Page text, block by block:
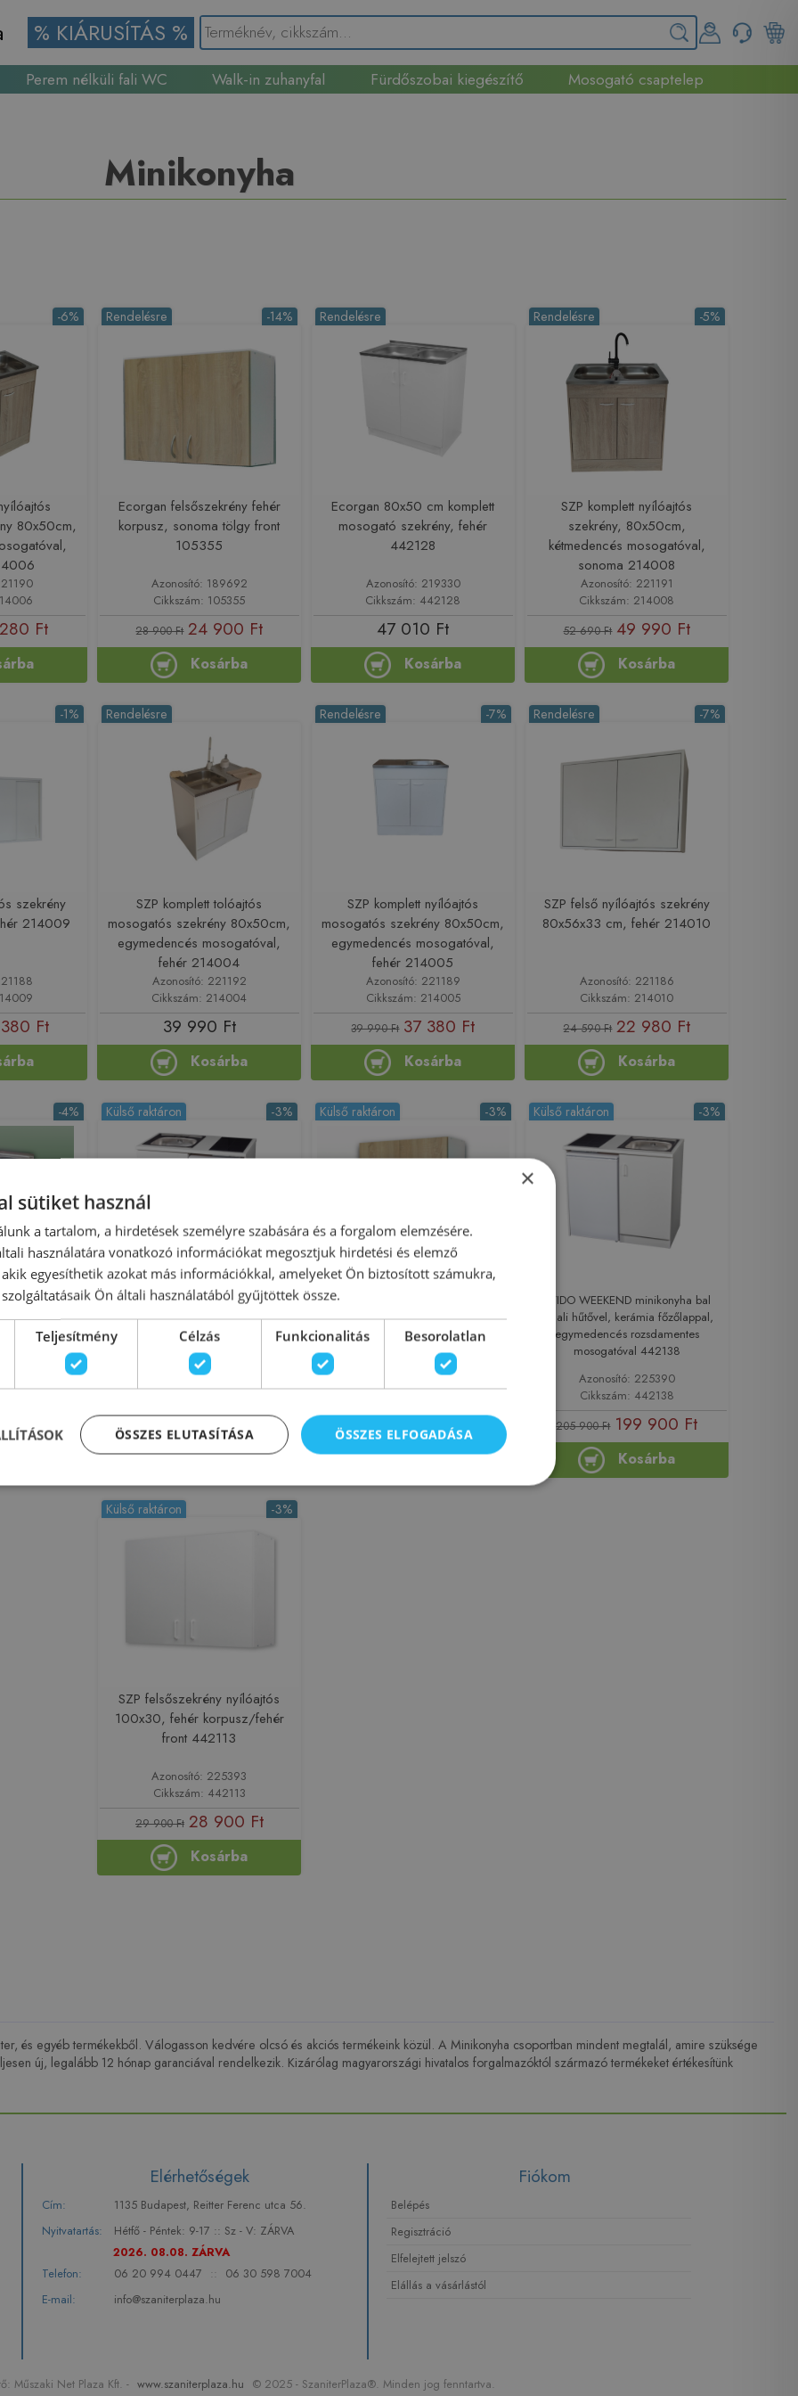
% KIÁRUSÍTÁS %
Perem nélküli fali WC Walk-in zuhanyfal Fürdőszobai kiegészítő
Mosogató csaptelep
Minikonyha
-6%
80x50cm,
Ft
-14%
Rendelésre
Ecorgan felsőszekrény fehér
korpusz, sonoma tölgy front
105355
Azonosító: 189692
Cikkszám: 105355
28 900 Ft 24 900 Ft
Kosárba
Rendelésre
Ecorgan 80x50 cm komplett
mosogató szekrény, fehér
442128
Azonosító: 219330
Cikkszám: 442128
47 010 Ft
Kosárba
-5%
Rendelésre
SZP komplett nyílóajtós
szekrény, 80x50cm,
kétmedencés mosogatóval,
sonoma 214008
Azonosító: 221191
Cikkszám: 214008
52 690 Ft 49 990 Ft
Kosárba
-1%
szekrény
214009
Ft
Rendelésre
SZP komplett tolóajtós
mosogatós szekrény 80x50cm,
egymedencés mosogatóval,
fehér 214004
Azonosító: 221192
Cikkszám: 214004
39 990 Ft
Kosárba
-7%
Rendelésre
SZP komplett nyílóajtós
mosogatós szekrény 80x50cm,
egymedencés mosogatóval,
fehér 214005
Azonosító: 221189
Cikkszám: 214005
39 990 Ft 37 380 Ft
Kosárba
-7%
Rendelésre
SZP felső nyílóajtós szekrény
80x56x33 cm, fehér 214010
Azonosító: 221186
Cikkszám: 214010
24 590 Ft 22 980 Ft
Kosárba
-4%
nyílóajtós,
front 442129
Ft
-3%
Külső raktáron
EVIDO WEEKEND minikonyha jobb
oldali hűtővel, kerámia főzőlappal,
egymedencés rozsdamentes
mosogatóval 442137
Azonosító: 225391
205 900 Ft 199 900 Ft
Kosárba
-3%
Külső raktáron
SZP felsőszekrény nyílóajtós
80x30, fehér korpusz/sonoma
tölgy 442112
Azonosító: 225394
28 900 Ft 27 900 Ft
Kosárba
-3%
Külső raktáron
EVIDO WEEKEND minikonyha bal
oldali hűtővel, kerámia főzőlappal,
egymedencés rozsdamentes
mosogatóval 442138
Azonosító: 225390
Cikkszám: 442138
205 900 Ft 199 900 Ft
Kosárba
-3%
Külső raktáron
SZP felsőszekrény nyílóajtós
100x30, fehér korpusz/fehér
front 442113
Azonosító: 225393
Cikkszám: 442113
29 900 Ft 28 900 Ft
Kosárba
és egyéb termékekből. Válogasson kedvére olcsó és akciós termékeink közül. A Minikonyha csoportban mindent megtalál, amire szüksége
új, legalább 12 hónap garanciával rendelkezik. Kizárólag magyarországi hivatalos forgalmazóktól származó termékeket értékesítünk
Elérhetőségek
Cím:
1135 Budapest, Reitter Ferenc utca 56.
Nyitvatartás:
Hétfő - Péntek: 9-17 :: Sz - V: ZÁRVA
2026. 08.08. ZÁRVA
Telefon:
06 20 994 0447 ::
06 30 598 7004
E-mail:
info@szaniterplaza.hu
Fiókom
Belépés
Regisztráció
Elfelejtett jelszó
Elállás a vásárlástól
Műszaki Net Plaza Kft. - www.szaniterplaza.hu © 2025 - SzaniterPlaza®. Minden jog fenntartva.
×
sütiket használ
a tartalom, a hirdetések személyre szabására és a forgalom elemzésére.
használatára vonatkozó információkat megosztjuk hirdetési és elemző
egyesíthetik azokat más információkkal, amelyeket Ön biztosított számukra,
Ön általi használatából gyűjtöttek össze.
Teljesítmény Célzás Funkcionalitás Besorolatlan
ÖSSZES ELFOGADÁSA
ÖSSZES ELUTASÍTÁSA